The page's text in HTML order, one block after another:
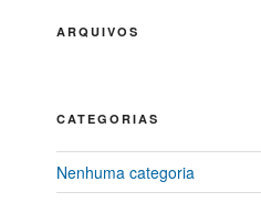
ARQUIVOS
CATEGORIAS
Nenhuma categoria